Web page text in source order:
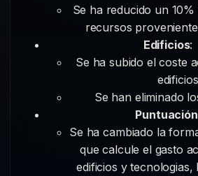
Se ha reducido un
recursos
Edificios:
Se ha subido el coste
Se han eliminado
Puntuación
Se ha cambiado la
que calcule el gasto
edificios y tecnologias,